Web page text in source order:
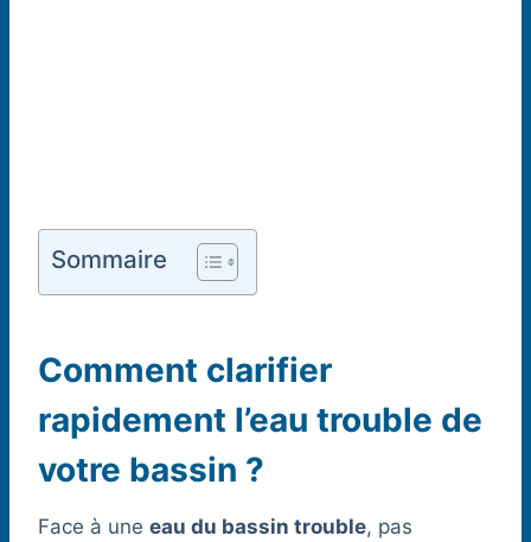
Sommaire
Comment clarifier
rapidement l’eau trouble de
votre bassin ?
Face à une eau du bassin trouble, pas